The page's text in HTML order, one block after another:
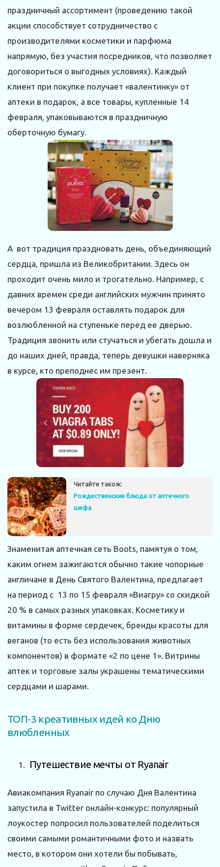
праздничный ассортимент (проведению такой
акции способствует сотрудничество с
производителями косметики и парфюма
напрямую, без участия посредников, что позволяет
договориться о выгодных условиях). Каждый
клиент при покупке получает «валентинку» от
аптеки в подарок, а все товары, купленные 14
февраля, упаковываются в праздничную
оберточную бумагу.
А вот традиция праздновать день, объединяющий
сердца, пришла из Великобритании. Здесь он
проходит очень мило и трогательно. Например, с
давних времен среди английских мужчин принято
вечером 13 февраля оставлять подарок для
возлюбленной на ступеньке перед ее дверью.
Традиция звонить или стучаться и убегать дошла и
до наших дней, правда, теперь девушки наверняка
в курсе, кто преподнес им презент.
Читайте також:
Рождественские блюда от аптечного
шефа
Знаменитая аптечная сеть Boots, памятуя о том,
каким огнем зажигаются обычно такие чопорные
англичане в День Святого Валентина, предлагает
на период с 13 по 15 февраля «Виагру» со скидкой
20 % в самых разных упаковках. Косметику и
витамины в форме сердечек, бренды красоты для
веганов (то есть без использования животных
компонентов) в формате «2 по цене 1». Витрины
аптек и торговые залы украшены тематическими
сердцами и шарами.
ТОП-3 креативных идей ко Дню
влюбленных
Путешествие мечты от Ryanаir
Авиакомпания Ryanair по случаю Дня Валентина
запустила в Twitter онлайн-конкурс: популярный
лоукостер попросил пользователей поделиться
своими самыми романтичными фото и назвать
место, в котором они хотели бы побывать,